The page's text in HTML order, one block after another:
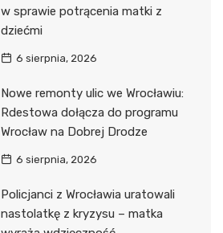
w sprawie potrącenia matki z
dziećmi
6 sierpnia, 2026
Nowe remonty ulic we Wrocławiu:
Rdestowa dołącza do programu
Wrocław na Dobrej Drodze
6 sierpnia, 2026
Policjanci z Wrocławia uratowali
nastolatkę z kryzysu – matka